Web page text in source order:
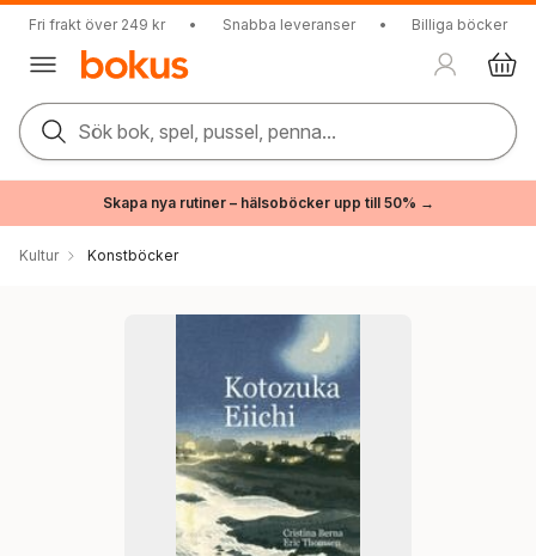
Fri frakt över 249 kr • Snabba leveranser • Billiga böcker
Sök bok, spel, pussel, penna...
Skapa nya rutiner – hälsoböcker upp till 50% →
Kultur Konstböcker